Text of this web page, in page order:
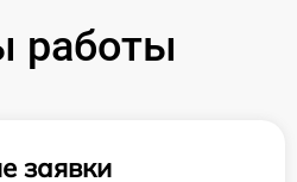
работы
заявки